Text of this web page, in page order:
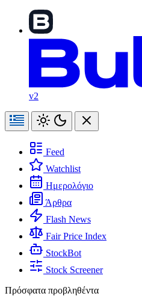
v2
Feed
Watchlist
Ημερολόγιο
Άρθρα
Flash News
Fair Price Index
StockBot
Stock Screener
Πρόσφατα προβληθέντα